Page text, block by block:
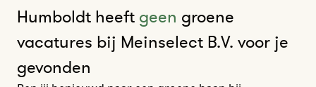
Humboldt heeft geen groene
vacatures bij Meinselect B.V. voor je
gevonden